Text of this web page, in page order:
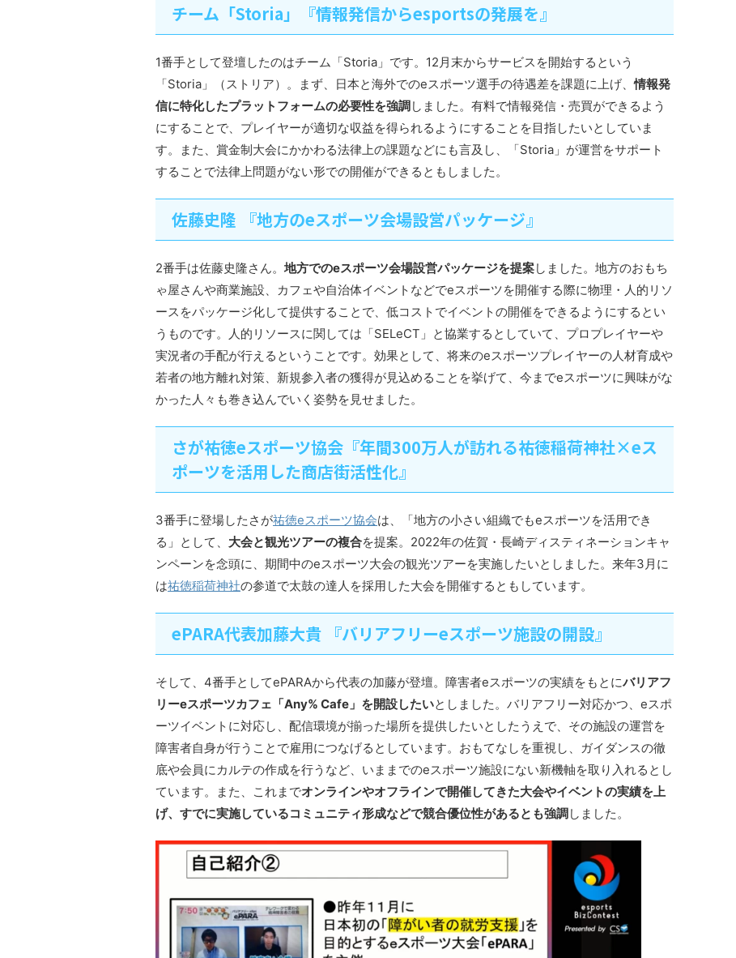
チーム「Storia」『情報発信からesportsの発展を』
1番手として登壇したのはチーム「Storia」です。12月末からサービスを開始するという
「Storia」（ストリア）。まず、日本と海外でのeスポーツ選手の待遇差を課題に上げ、情報発
信に特化したプラットフォームの必要性を強調しました。有料で情報発信・売買ができるよう
にすることで、プレイヤーが適切な収益を得られるようにすることを目指したいとしていま
す。また、賞金制大会にかかわる法律上の課題などにも言及し、「Storia」が運営をサポート
することで法律上問題がない形での開催ができるともしました。
佐藤史隆 『地方のeスポーツ会場設営パッケージ』
2番手は佐藤史隆さん。 地方でのeスポーツ会場設営パッケージを提案しました。地方のおもち
ゃ屋さんや商業施設、カフェや自治体イベントなどでeスポーツを開催する際に物理・人的リソ
ースをパッケージ化して提供することで、低コストでイベントの開催をできるようにするとい
うものです。人的リソースに関しては「SELeCT」と協業するとしていて、プロプレイヤーや
実況者の手配が行えるということです。効果として、将来のeスポーツプレイヤーの人材育成や
若者の地方離れ対策、新規参入者の獲得が見込めることを挙げて、今までeスポーツに興味がな
かった人々も巻き込んでいく姿勢を見せました。
さが祐徳eスポーツ協会『年間300万人が訪れる祐徳稲荷神社×eス
ポーツを活用した商店街活性化』
3番手に登場したさが祐徳eスポーツ協会は、「地方の小さい組織でもeスポーツを活用でき
る」として、 大会と観光ツアーの複合を提案。2022年の佐賀・長崎ディスティネーションキャ
ンペーンを念頭に、期間中のeスポーツ大会の観光ツアーを実施したいとしました。来年3月に
は祐徳稲荷神社の参道で太鼓の達人を採用した大会を開催するともしています。
ePARA代表加藤大貴 『バリアフリーeスポーツ施設の開設』
そして、4番手としてePARAから代表の加藤が登壇。障害者eスポーツの実績をもとにバリアフ
リーeスポーツカフェ「Any% Cafe」を開設したいとしました。バリアフリー対応かつ、eスポ
ーツイベントに対応し、配信環境が揃った場所を提供したいとしたうえで、その施設の運営を
障害者自身が行うことで雇用につなげるとしています。おもてなしを重視し、ガイダンスの徹
底や会員にカルテの作成を行うなど、いままでのeスポーツ施設にない新機軸を取り入れるとし
ています。また、これまでオンラインやオフラインで開催してきた大会やイベントの実績を上
げ、すでに実施しているコミュニティ形成などで競合優位性があるとも強調しました。